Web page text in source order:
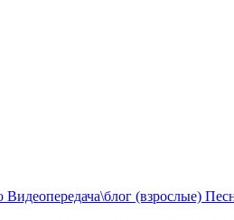
Видеопередача\блог (взрослые)